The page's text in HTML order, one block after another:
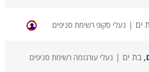
ים | נעלי סקופ רשימת סניפים
,בת ים | נעלי עורגזמה רשימת סניפים